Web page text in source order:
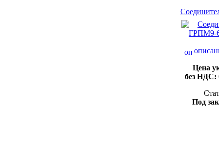
Цена
без НДС:
Под